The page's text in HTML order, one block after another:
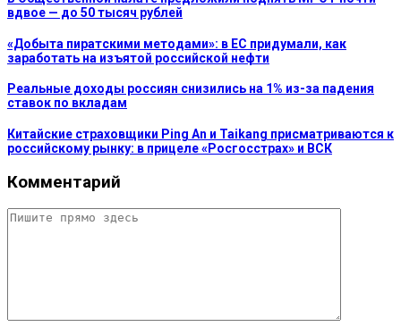
вдвое — до 50 тысяч рублей
«Добыта пиратскими методами»: в ЕС придумали, как
заработать на изъятой российской нефти
Реальные доходы россиян снизились на 1% из-за падения
ставок по вкладам
Китайские страховщики Ping An и Taikang присматриваются к
российскому рынку: в прицеле «Росгосстрах» и ВСК
Комментарий